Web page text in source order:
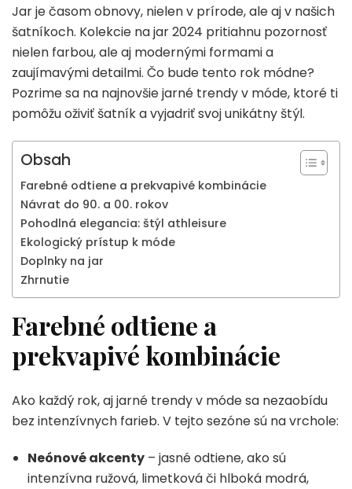
Jar je časom obnovy, nielen v prírode, ale aj v našich
šatníkoch. Kolekcie na jar 2024 pritiahnu pozornosť
nielen farbou, ale aj modernými formami a
zaujímavými detailmi. Čo bude tento rok módne?
Pozrime sa na najnovšie jarné trendy v móde, ktoré ti
pomôžu oživiť šatník a vyjadriť svoj unikátny štýl.
Obsah
Farebné odtiene a prekvapivé kombinácie
Návrat do 90. a 00. rokov
Pohodlná elegancia: štýl athleisure
Ekologický prístup k móde
Doplnky na jar
Zhrnutie
Farebné odtiene a
prekvapivé kombinácie
Ako každý rok, aj jarné trendy v móde sa nezaobídu
bez intenzívnych farieb. V tejto sezóne sú na vrchole:
Neónové akcenty – jasné odtiene, ako sú
intenzívna ružová, limetková či hlboká modrá,